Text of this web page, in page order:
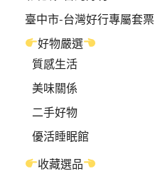
臺中市-台灣好行專屬套票
好物嚴選
質感生活
美味關係
二手好物
優活睡眠館
收藏選品